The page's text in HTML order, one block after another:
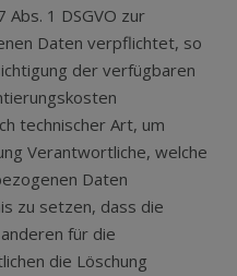
1 DSGVO zur
Daten verpflichtet, so
der verfügbaren
technischer Art, um
Verantwortliche, welche
Daten
zu setzen, dass die
für die
die Löschung